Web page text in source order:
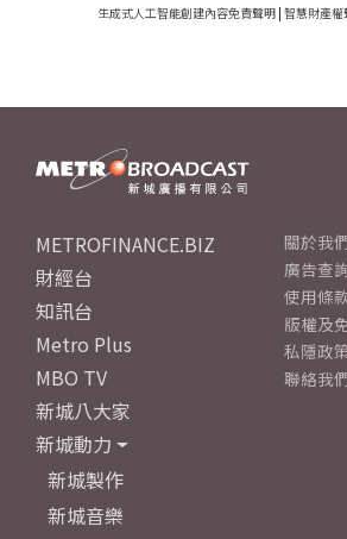
生成式人工智能創建內容免責聲明 | 智慧財產權
METROFINANCE.BIZ
財經台
知訊台
Metro Plus
MBO TV
新城八大家
新城動力
新城製作
新城音樂
關於我
廣告查
使用條
版權及
私隱政
聯絡我